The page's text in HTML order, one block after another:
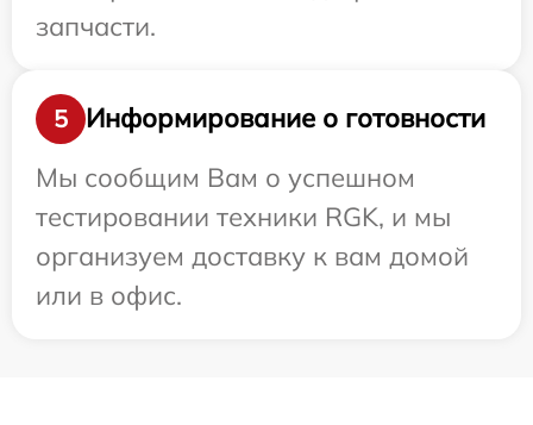
запчасти.
5
Информирование о готовности
Мы сообщим Вам о успешном
тестировании техники RGK, и мы
организуем доставку к вам домой
или в офис.